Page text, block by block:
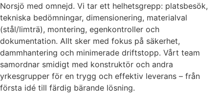
Norsjö med omnejd. Vi tar ett helhetsgrepp: platsbesök,
tekniska bedömningar, dimensionering, materialval
(stål/limträ), montering, egenkontroller och
dokumentation. Allt sker med fokus på säkerhet,
dammhantering och minimerade driftstopp. Vårt team
samordnar smidigt med konstruktör och andra
yrkesgrupper för en trygg och effektiv leverans – från
första idé till färdig bärande lösning.